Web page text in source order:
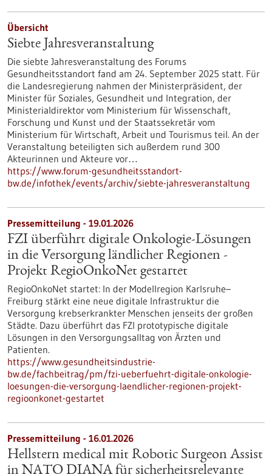
Übersicht
Siebte Jahresveranstaltung
Die siebte Jahresveranstaltung des Forums
Gesundheitsstandort fand am 24. September 2025 statt. Für
die Landesregierung nahmen der Ministerpräsident, der
Minister für Soziales, Gesundheit und Integration, der
Ministerialdirektor vom Ministerium für Wissenschaft,
Forschung und Kunst und der Staatssekretär vom
Ministerium für Wirtschaft, Arbeit und Tourismus teil. An der
Veranstaltung beteiligten sich außerdem rund 300
Akteurinnen und Akteure vor…
https://www.forum-gesundheitsstandort-
bw.de/infothek/events/archiv/siebte-jahresveranstaltung
Pressemitteilung - 19.01.2026
FZI überführt digitale Onkologie-Lösungen
in die Versorgung ländlicher Regionen​ -
Projekt RegioOnkoNet gestartet​
RegioOnkoNet startet: In der Modellregion Karlsruhe–
Freiburg stärkt eine neue digitale Infrastruktur die
Versorgung krebserkrankter Menschen jenseits der großen
Städte. Dazu überführt das FZI prototypische digitale
Lösungen in den Versorgungsalltag von Ärzten und
Patienten.
https://www.gesundheitsindustrie-
bw.de/fachbeitrag/pm/fzi-ueberfuehrt-digitale-onkologie-
loesungen-die-versorgung-laendlicher-regionen-projekt-
regioonkonet-gestartet
Pressemitteilung - 16.01.2026
Hellstern medical mit Robotic Surgeon Assist
in NATO DIANA für sicherheitsrelevante